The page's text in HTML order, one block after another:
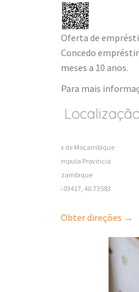
Oferta de
Concedo
meses a 10 anos.
Para mais
Ilha de Moçambique
Nampula Provincia
Mozambique
-15.03417, 40.73583
Obter direções →